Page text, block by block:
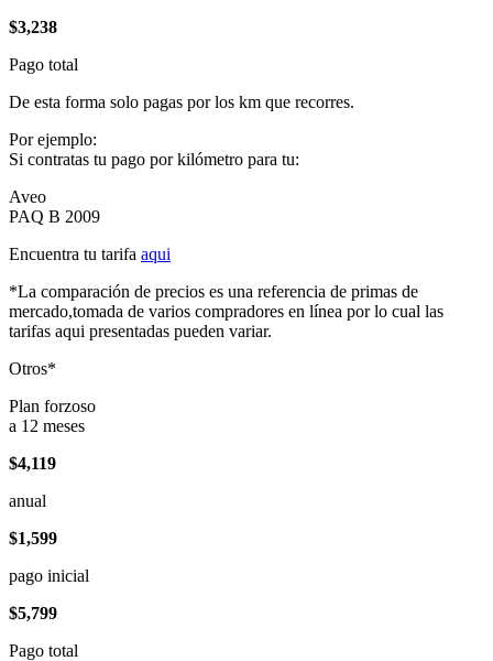
$3,238
Pago total
De esta forma solo pagas por los km que recorres.
Por ejemplo:
Si contratas tu pago por kilómetro para tu:
Aveo
PAQ B 2009
Encuentra tu tarifa aqui
*La comparación de precios es una referencia de primas de
mercado,tomada de varios compradores en línea por lo cual las
tarifas aqui presentadas pueden variar.
Otros*
Plan forzoso
a 12 meses
$4,119
anual
$1,599
pago inicial
$5,799
Pago total